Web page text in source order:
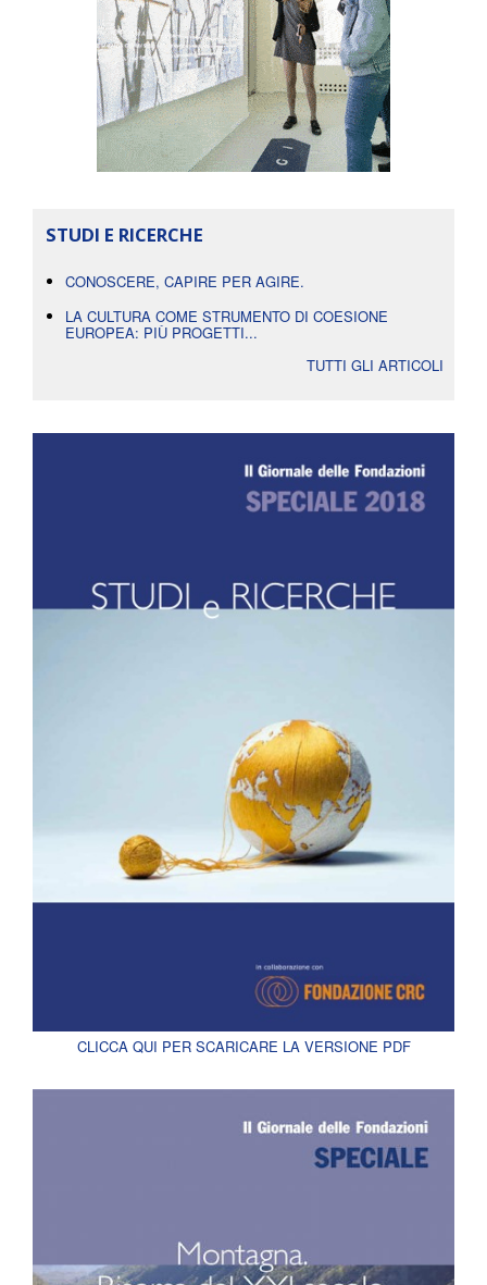
STUDI E RICERCHE
CONOSCERE, CAPIRE PER AGIRE.
LA CULTURA COME STRUMENTO DI COESIONE
EUROPEA: PIÙ PROGETTI...
TUTTI GLI ARTICOLI
CLICCA QUI PER SCARICARE LA VERSIONE PDF